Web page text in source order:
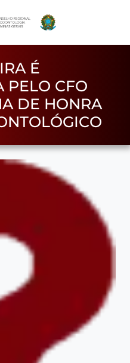
É
PELO CFO
DE HONRA